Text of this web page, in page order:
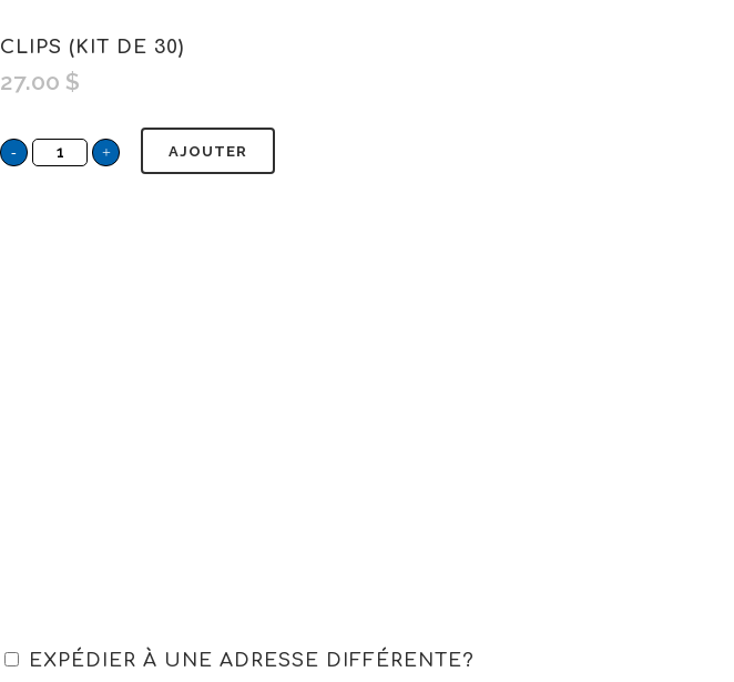
CLIPS (KIT DE 30)
27.00 $
AJOUTER
EXPÉDIER À UNE ADRESSE DIFFÉRENTE?